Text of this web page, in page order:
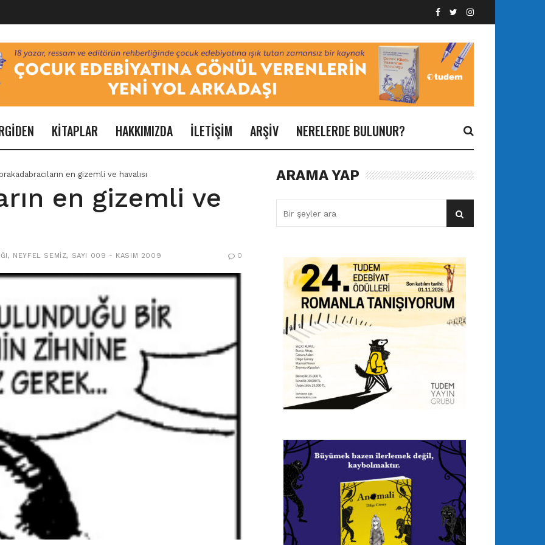
KİTAPLAR HAKKIMIZDA İLETİŞİM ARŞİV NERELERDE BULUNUR?
en gizemli ve havalısı
en gizemli ve
, NEYFEL SEMIZ, SAYI 009 - KASIM 2009 0
ARAMA YAP